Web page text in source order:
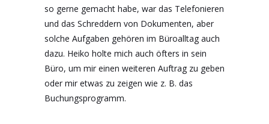
so gerne gemacht habe, war das Telefonieren
und das Schreddern von Dokumenten, aber
solche Aufgaben gehören im Büroalltag auch
dazu. Heiko holte mich auch öfters in sein
Büro, um mir einen weiteren Auftrag zu geben
oder mir etwas zu zeigen wie z. B. das
Buchungsprogramm.